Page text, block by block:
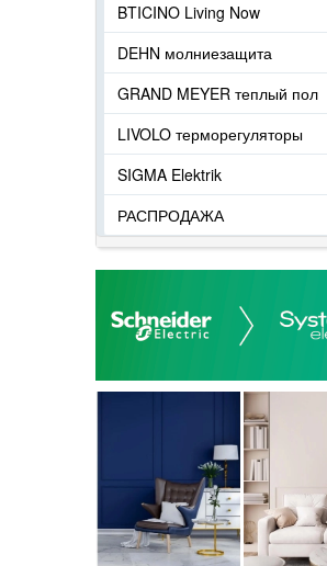
BTICINO Living Now
DEHN молниезащита
GRAND MEYER теплый пол
LIVOLO терморегуляторы
SIGMA Elektrik
РАСПРОДАЖА